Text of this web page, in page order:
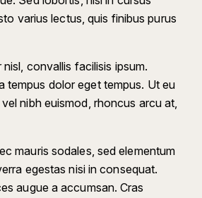
varius lectus, quis finibus purus
convallis facilisis ipsum.
tempus dolor eget tempus. Ut eu
nibh euismod, rhoncus arcu at,
mauris sodales, sed elementum
egestas nisi in consequat.
augue a accumsan. Cras